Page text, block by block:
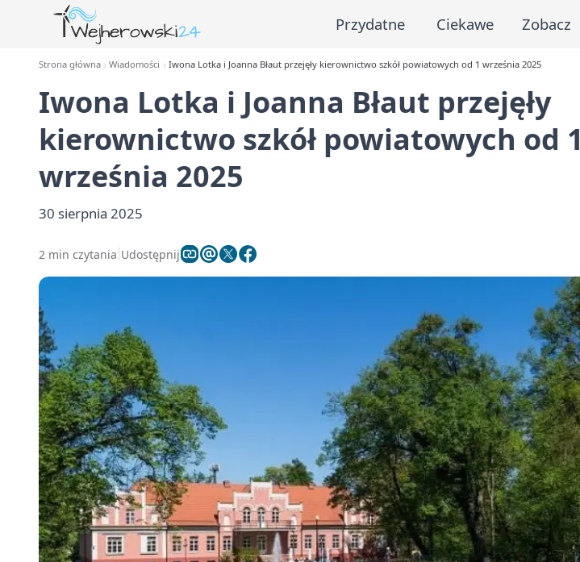
Przydatne Ciekawe Zobacz
Strona główna Wiadomości Iwona Lotka i Joanna Błaut przejęły kierownictwo szkół powiatowych od 1 września 2025
Iwona Lotka i Joanna Błaut przejęły
kierownictwo szkół powiatowych od 1
września 2025
30 sierpnia 2025
2 min czytania Udostępnij